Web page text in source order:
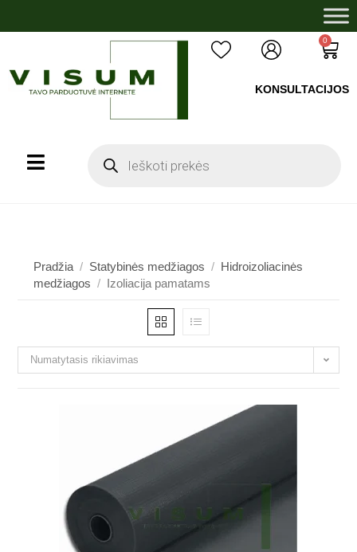
0
KONSULTACIJOS
Pradžia / Statybinės medžiagos / Hidroizoliacinės
medžiagos / Izoliacija pamatams
Numatytasis rikiavimas